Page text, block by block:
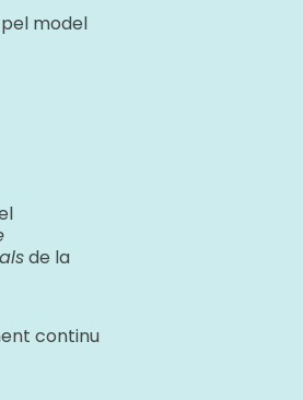
model
de la
continu